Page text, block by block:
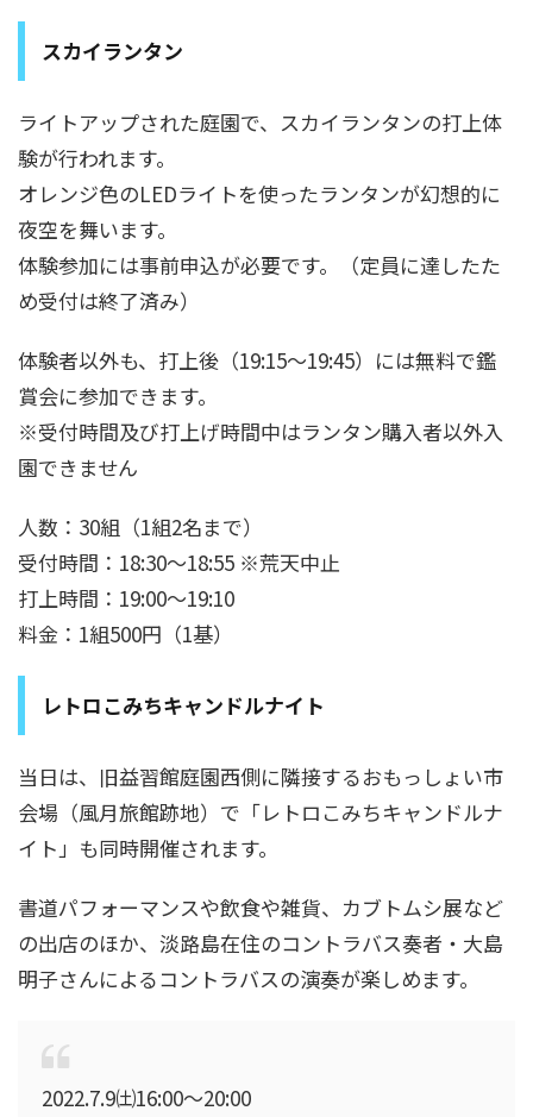
スカイランタン
ライトアップされた庭園で、スカイランタンの打上体
験が行われます。
オレンジ色のLEDライトを使ったランタンが幻想的に
夜空を舞います。
体験参加には事前申込が必要です。（定員に達したた
め受付は終了済み）
体験者以外も、打上後（19:15～19:45）には無料で鑑
賞会に参加できます。
※受付時間及び打上げ時間中はランタン購入者以外入
園できません
人数：30組（1組2名まで）
受付時間：18:30～18:55 ※荒天中止
打上時間：19:00～19:10
料金：1組500円（1基）
レトロこみちキャンドルナイト
当日は、旧益習館庭園西側に隣接するおもっしょい市
会場（風月旅館跡地）で「レトロこみちキャンドルナ
イト」も同時開催されます。
書道パフォーマンスや飲食や雑貨、カブトムシ展など
の出店のほか、淡路島在住のコントラバス奏者・大島
明子さんによるコントラバスの演奏が楽しめます。
2022.7.9㈯16:00〜20:00